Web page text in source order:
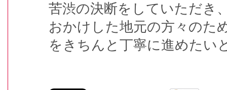
苦渋の決断をしていただき
おかけした地元の方々のた
をきちんと丁寧に進めたい